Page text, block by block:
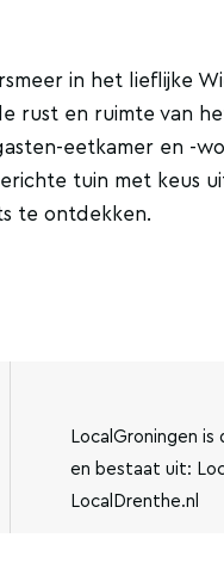
in het lieflijke
rust en ruimte van
eetkamer en -
tuin met keus
te ontdekken.
LocalGroningen
en bestaat uit:
LocalDrenthe.nl